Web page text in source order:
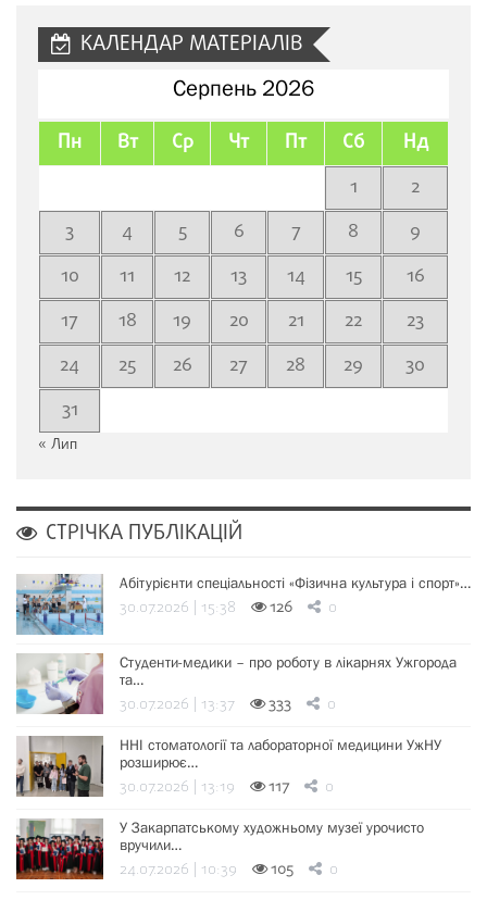
КАЛЕНДАР МАТЕРІАЛІВ
Серпень 2026
Пн Вт Ср Чт Пт Сб Нд
1
2
3
4 5 6 7 8
9
10
11 12 13 14 15
16
17
18 19 20 21 22
23
24
25 26 27 28 29
30
31
« Лип
СТРІЧКА ПУБЛІКАЦІЙ
Абітурієнти спеціальності «Фізична культура і спорт»…
30.07.2026 | 15:38 126 0
Студенти-медики – про роботу в лікарнях Ужгорода
та…
30.07.2026 | 13:37 333 0
ННІ стоматології та лабораторної медицини УжНУ
розширює…
30.07.2026 | 13:19 117 0
У Закарпатському художньому музеї урочисто
вручили…
24.07.2026 | 10:39 105 0